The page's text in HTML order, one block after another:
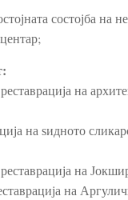
состојба на
на
на ѕидното
на
на